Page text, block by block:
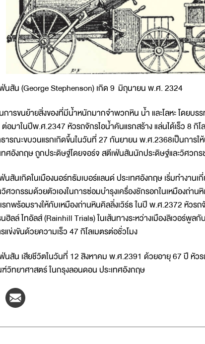
นสัน (George Stephenson) เกิด 9 มิถุนายน พ.ศ. 2324
ารขนย้ายสิ่งของที่มีน้ำหนักมากจำพวกหิน น้ำ และโลหะ โดยบร
อมาในปีพ.ศ.2347 หัวรถจักรไอน้ำคันแรกสร้าง แล่นได้เร็ว 8 กิโ
ารณะขบวนแรกเกิดขึ้นในวันที่ 27 กันยายน พ.ศ.2368เป็นการให้
ทศอังกฤษ ถูกประดิษฐ์โดยจอร์จ สตีเฟ่นสันนักประดิษฐ์และวิศวก
นสันเกิดในเมืองนอร์ทธัมเบอร์แลนด์ ประเทศอังกฤษ เริ่มทำงานเ
ศวกรรมด้วยตัวเองในการซ่อมบำรุงเครื่องชักรอกในเหมืองถ่า
รกพร้อมรางให้กับเหมืองถ่านหินคิลลิ่งเวิร์ธ ในปี พ.ศ.2372 หัวรถ
นฮิลล์ ไทอัลส์ (Rainhill Trials) ในเส้นทางระหว่างเมืองลิเวอร์พูล
แข่งขันด้วยความเร็ว 47 กิโลเมตรต่อชั่วโมง
นสัน เสียชีวิตในวันที่ 12 สิงหาคม พ.ศ.2391 ด้วยอายุ 67 ปี หัว
ทยาศาสตร์ ในกรุงลอนดอน ประเทศอังกฤษ